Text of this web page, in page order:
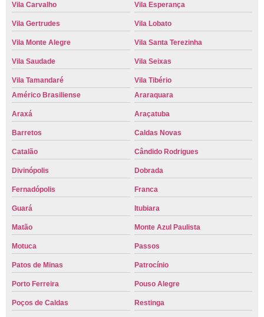
Vila Carvalho Vila Esperança
Vila Gertrudes Vila Lobato
Vila Monte Alegre Vila Santa Terezinha
Vila Saudade Vila Seixas
Vila Tamandaré
Vila Tibério
Américo Brasiliense
Araraquara
Araxá Araçatuba
Barretos Caldas Novas
Catalão Cândido Rodrigues
Divinópolis Dobrada
Fernadópolis Franca
Guará Itubiara
Matão Monte Azul Paulista
Motuca Passos
Patos de Minas Patrocínio
Porto Ferreira Pouso Alegre
Poços de Caldas Restinga